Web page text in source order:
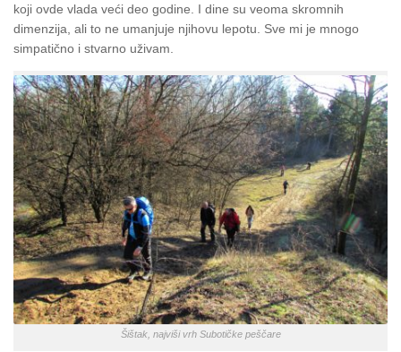
koji ovde vlada veći deo godine. I dine su veoma skromnih
dimenzija, ali to ne umanjuje njihovu lepotu. Sve mi je mnogo
simpatično i stvarno uživam.
Šištak, najviši vrh Subotičke peščare